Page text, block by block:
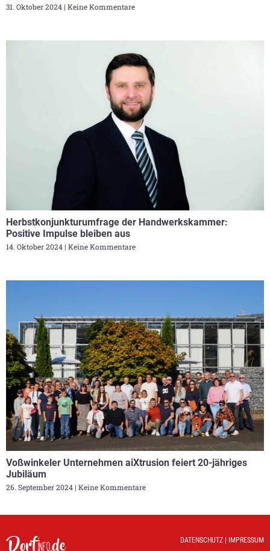
31. Oktober 2024 Keine Kommentare
Herbstkonjunkturumfrage der Handwerkskammer:
Positive Impulse bleiben aus
14. Oktober 2024 Keine Kommentare
Voßwinkeler Unternehmen aiXtrusion feiert 20-jähriges
Jubiläum
26. September 2024 Keine Kommentare
DATENSCHUTZ IMPRESSUM